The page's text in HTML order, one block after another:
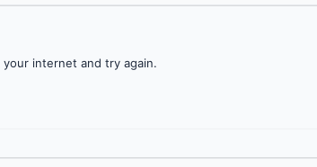
internet and try again.